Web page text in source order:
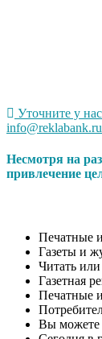
Уточните у
info@reklabank.ru
Несмотря на
привлечение
Печатные
Газеты и
Читать
Газетная
Печатные
Вы можете